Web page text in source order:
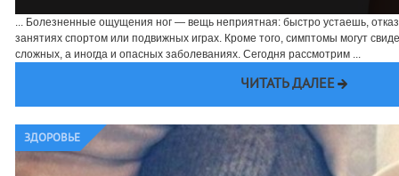
... Болезненные ощущения ног — вещь неприятная: быстро устаешь,
занятиях спортом или подвижных играх. Кроме того, симптомы могут
сложных, а иногда и опасных заболеваниях. Сегодня рассмотрим ...
ЧИТАТЬ ДАЛЕЕ
ЗДОРОВЬЕ